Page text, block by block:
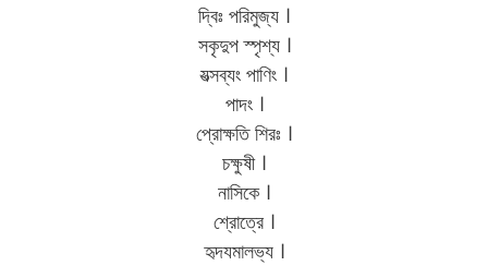
দ্বিঃ পরিমুজ্য ।
সকৃদুপ স্পৃশ্য ।
যত্সব্যং পাণিং ।
পাদং ।
প্রোক্ষতি শিরঃ ।
চক্ষুষী ।
নাসিকে ।
শ্রোত্রে ।
হৃদযমালভ্য ।